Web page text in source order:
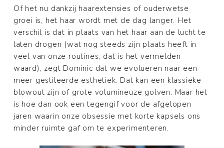
Of het nu dankzij haarextensies of ouderwetse
groei is, het haar wordt met de dag langer. Het
verschil is dat in plaats van het haar aan de lucht te
laten drogen (wat nog steeds zijn plaats heeft in
veel van onze routines, dat is het vermelden
waard), zegt Dominic dat we evolueren naar een
meer gestileerde esthetiek. Dat kan een klassieke
blowout zijn of grote volumineuze golven. Maar het
is hoe dan ook een tegengif voor de afgelopen
jaren waarin onze obsessie met korte kapsels ons
minder ruimte gaf om te experimenteren.